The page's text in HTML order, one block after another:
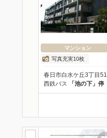
マンション
写真充実10枚
春日市白水ケ丘3丁目51
西鉄バス 「池の下」停